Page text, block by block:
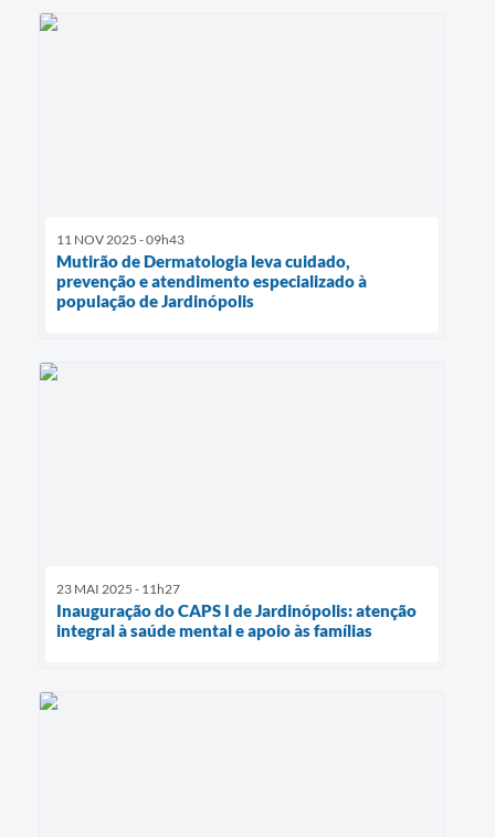
11 NOV 2025 - 09h43
Mutirão de Dermatologia leva cuidado,
prevenção e atendimento especializado à
população de Jardinópolis
23 MAI 2025 - 11h27
Inauguração do CAPS I de Jardinópolis: atenção
integral à saúde mental e apoio às famílias